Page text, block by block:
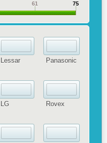
61 75
Lessar
LG
Panasonic
Rovex